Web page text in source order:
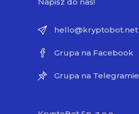
hello@kryptobot.net
Grupa na Facebook
Grupa na Telegramie